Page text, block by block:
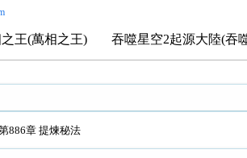
王(萬相之王) 吞噬星空2起源大陸(吞
886章 提煉秘法